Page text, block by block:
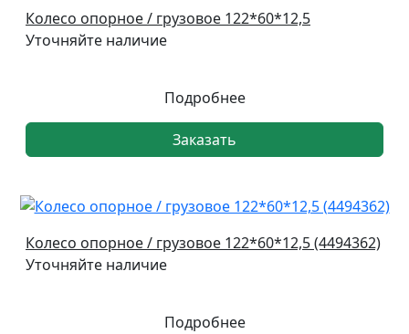
Колесо опорное / грузовое 122*60*12,5
Уточняйте наличие
Подробнее
Заказать
Колесо опорное / грузовое 122*60*12,5 (4494362)
Уточняйте наличие
Подробнее